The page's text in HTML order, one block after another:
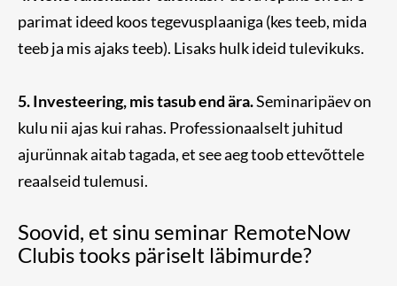
parimat ideed koos tegevusplaaniga (kes teeb, mida
teeb ja mis ajaks teeb). Lisaks hulk ideid tulevikuks.
5. Investeering, mis tasub end ära.Seminaripäev on
kulu nii ajas kui rahas. Professionaalselt juhitud
ajurünnak aitab tagada, et see aeg toob ettevõttele
reaalseid tulemusi.
Soovid, et sinu seminar RemoteNow
Clubis tooks päriselt läbimurde?